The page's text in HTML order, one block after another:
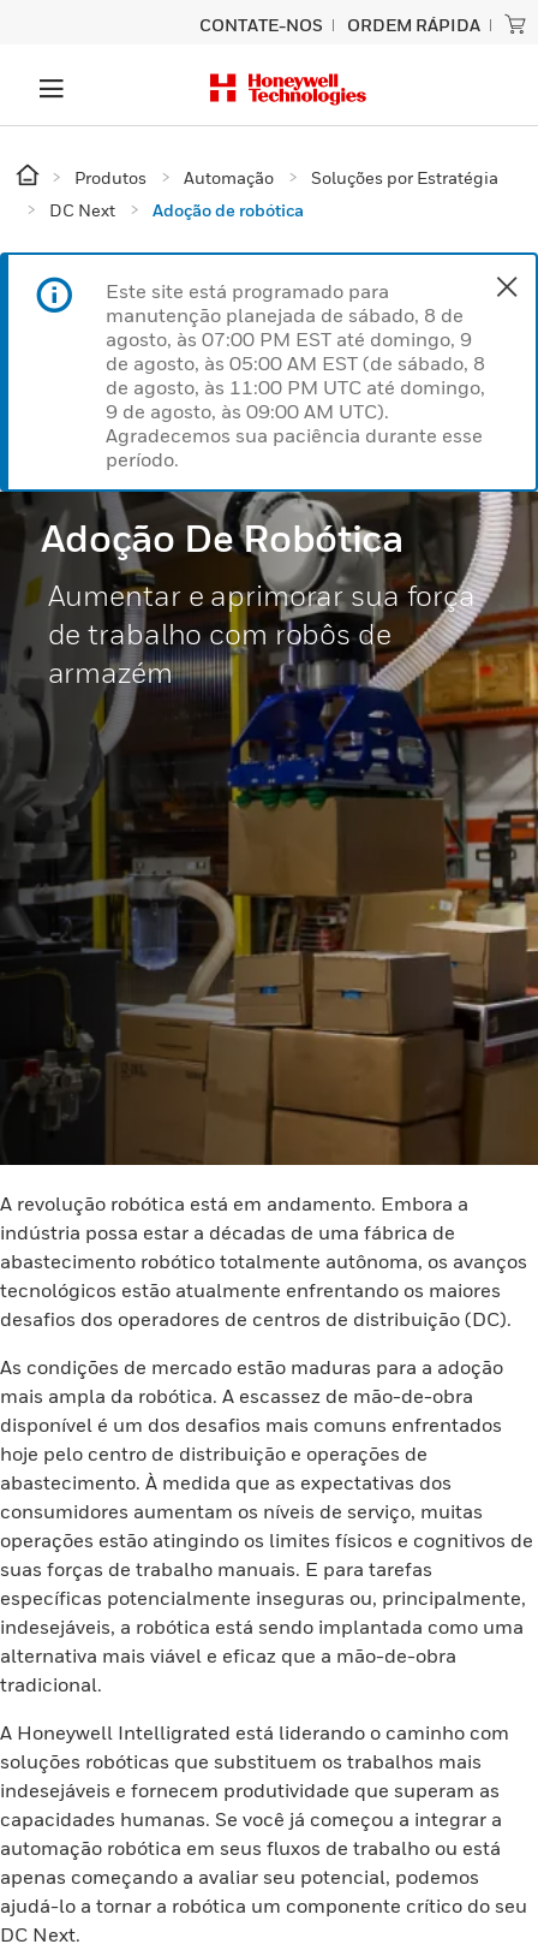
CONTATE-NOS ORDEM RÁPIDA
Produtos Automação
Soluções por Estratégia
DC Next
Adoção de robótica
Este site está programado para
manutenção planejada de sábado, 8 de
agosto, às 07:00 PM EST até domingo, 9
de agosto, às 05:00 AM EST (de sábado, 8
de agosto, às 11:00 PM UTC até domingo,
9 de agosto, às 09:00 AM UTC).
Agradecemos sua paciência durante esse
período.
Adoção De Robótica
Aumentar e aprimorar sua força
de trabalho com robôs de
armazém
A revolução robótica está em andamento. Embora a
indústria possa estar a décadas de uma fábrica de
abastecimento robótico totalmente autônoma, os avanços
tecnológicos estão atualmente enfrentando os maiores
desafios dos operadores de centros de distribuição (DC).
As condições de mercado estão maduras para a adoção
mais ampla da robótica. A escassez de mão-de-obra
disponível é um dos desafios mais comuns enfrentados
hoje pelo centro de distribuição e operações de
abastecimento. À medida que as expectativas dos
consumidores aumentam os níveis de serviço, muitas
operações estão atingindo os limites físicos e cognitivos de
suas forças de trabalho manuais. E para tarefas
específicas potencialmente inseguras ou, principalmente,
indesejáveis, a robótica está sendo implantada como uma
alternativa mais viável e eficaz que a mão-de-obra
tradicional.
A Honeywell Intelligrated está liderando o caminho com
soluções robóticas que substituem os trabalhos mais
indesejáveis e fornecem produtividade que superam as
capacidades humanas. Se você já começou a integrar a
automação robótica em seus fluxos de trabalho ou está
apenas começando a avaliar seu potencial, podemos
ajudá-lo a tornar a robótica um componente crítico do seu
DC Next.